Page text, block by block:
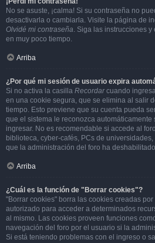
No se asuste, ¡calma! Si su contraseña no
desactivarla o cambiarla. Visite la página de
Olvidé mi contraseña. Siga las instrucciones
en muy poco tiempo.
Arriba
¿Por qué mi sesión de usuario expira
Si no activa la casilla Recordarcuando
en una cookie segura, que se elimina al salir
tiempo. Esto previene que su cuenta pueda
que el sistema le reconozca automáticamente
ingresar. No es recomendable si accede al
biblioteca, cyber-cafés, PCs de
que la administración del foro ha
Arriba
¿Cuál es la función de "Borrar cookies"?
"Borrar cookies" borra las cookies creadas
autorizado para acceder a determinados
al mismo. Las cookies proveen funciones
navegación del foro por el usuario si la
Si está teniendo problemas con el ingreso o